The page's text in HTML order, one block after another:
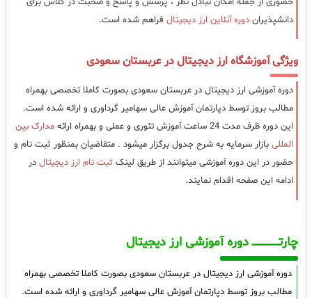
دانشپذیران دوره آنلاین ارز دیجیتال فراهم شده است.
ویژگی آموزشگاه ارز دیجیتال در عربستان سعودی
دوره آموزشی ارز دیجیتال در عربستان سعودی بصورت کاملا تخصصی بهمراه
مطالب بروز توسط دپارتمان آموزش عالی سهامیر گرداوری و ارائه شده است.
این دوره ظرف مدت 24 ساعت آموزش تئوری و عملی و بهمراه ارائه
مدارک بین
المللی بازار سرمایه به شرح جدول برگزار میشود . متقاضیان بمنظور ثبت نام و
حضور در این دوره آموزشی میتوانند از طریق لینک ثبت نام ارز دیجیتال در
ادامه این صفحه اقدام نمایند.
چارتـــــــــــــــــــ دوره آموزشی ارز دیجیتال
دوره آموزشی ارز دیجیتال در عربستان سعودی بصورت کاملا تخصصی بهمراه
مطالب بروز توسط دپارتمان آموزش عالی سهامیر گرداوری و ارائه شده است.